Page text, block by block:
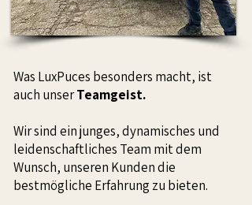
Was LuxPuces besonders macht, ist
auch unserTeamgeist.
Wir sind ein junges, dynamisches und
leidenschaftliches Team mit dem
Wunsch, unseren Kunden die
bestmögliche Erfahrung zu bieten.